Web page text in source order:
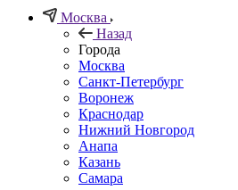
Москва
Назад
Города
Москва
Санкт-Петербург
Воронеж
Краснодар
Нижний Новгород
Анапа
Казань
Самара